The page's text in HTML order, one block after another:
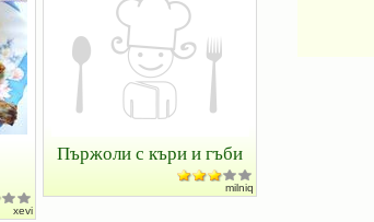
xevi
Пържоли с къри и гъби
milniq